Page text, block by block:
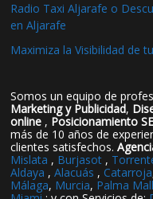
Radio Taxi Aljarafe o
en Aljarafe
Maximiza la Visibilidad de
Somos un equipo de
Marketing y Publicidad,
online , Posicionamiento
más de 10 años de
clientes satisfechos.
Mislata , Burjasot ,
Aldaya ,Alacuás , Catarroja
Málaga, Murcia, Palma